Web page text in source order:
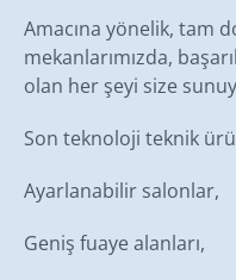
Amacına yönelik, tam
mekanlarımızda,
olan her şeyi size
Son teknoloji teknik
Ayarlanabilir salonlar,
Geniş fuaye alanları,